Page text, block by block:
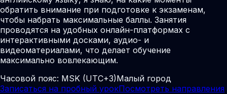
обратить внимание при подготовке к экзаменам,
чтобы набрать максимальные баллы. Занятия
проводятся на удобных онлайн-платформах с
интерактивными досками, аудио- и
видеоматериалами, что делает обучение
максимально вовлекающим.
Часовой пояс: MSK (UTC+3)Малый город
Записаться на пробный урокПосмотреть направления